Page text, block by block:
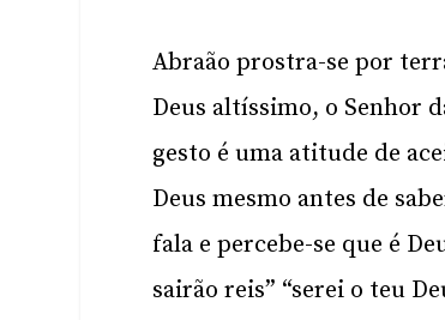
Abraão prostra-se por
Deus altíssimo, o Senhor
gesto é uma atitude de
Deus mesmo antes de
fala e percebe-se que é
sairão reis” “serei o teu